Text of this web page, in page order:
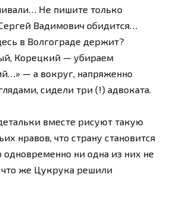
Не пишите только
Вадимович обидится…
в Волгограде держит?
Корецкий — убираем
— а вокруг, напряженно
сидели три (!) адвоката.
вместе рисуют такую
нравов, что страну становится
ни одна из них не
что же Цукрука решили